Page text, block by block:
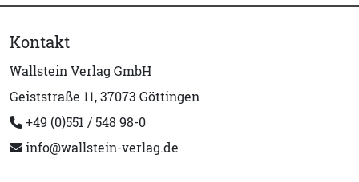
Kontakt
Wallstein Verlag GmbH
Geiststraße 11, 37073 Göttingen
+49 (0)551 / 548 98-0
info@wallstein-verlag.de